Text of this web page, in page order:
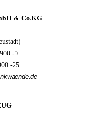
& Co.KG
-0
-25